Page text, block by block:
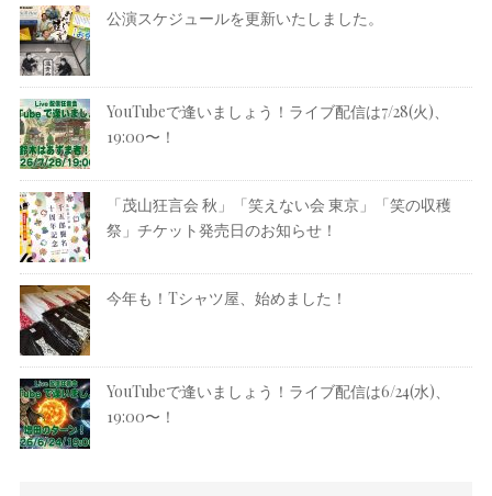
公演スケジュールを更新いたしました。
YouTubeで逢いましょう！ライブ配信は7/28(火)、
19:00〜！
「茂山狂言会 秋」「笑えない会 東京」「笑の収穫
祭」チケット発売日のお知らせ！
今年も！Tシャツ屋、始めました！
YouTubeで逢いましょう！ライブ配信は6/24(水)、
19:00〜！